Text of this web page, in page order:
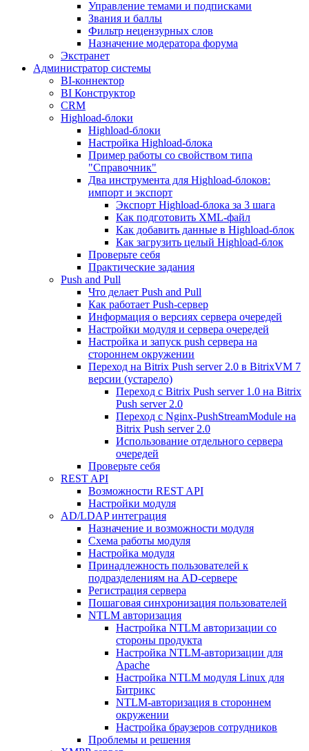
Управление темами и подписками
Звания и баллы
Фильтр нецензурных слов
Назначение модератора форума
Экстранет
Администратор системы
BI-коннектор
BI Конструктор
CRM
Highload-блоки
Highload-блоки
Настройка Highload-блока
Пример работы со свойством типа
"Справочник"
Два инструмента для Highload-блоков:
импорт и экспорт
Экспорт Highload-блока за 3 шага
Как подготовить XML-файл
Как добавить данные в Highload-блок
Как загрузить целый Highload-блок
Проверьте себя
Практические задания
Push and Pull
Что делает Push and Pull
Как работает Push-сервер
Информация о версиях сервера очередей
Настройки модуля и сервера очередей
Настройка и запуск push сервера на
стороннем окружении
Переход на Bitrix Push server 2.0 в BitrixVM 7
версии (устарело)
Переход с Bitrix Push server 1.0 на Bitrix
Push server 2.0
Переход с Nginx-PushStreamModule на
Bitrix Push server 2.0
Использование отдельного сервера
очередей
Проверьте себя
REST API
Возможности REST API
Настройки модуля
AD/LDAP интеграция
Назначение и возможности модуля
Схема работы модуля
Настройка модуля
Принадлежность пользователей к
подразделениям на AD-сервере
Регистрация сервера
Пошаговая синхронизация пользователей
NTLM авторизация
Настройка NTLM авторизации со
стороны продукта
Настройка NTLM-авторизации для
Apache
Настройка NTLM модуля Linux для
Битрикс
NTLM-авторизация в стороннем
окружении
Настройка браузеров сотрудников
Проблемы и решения